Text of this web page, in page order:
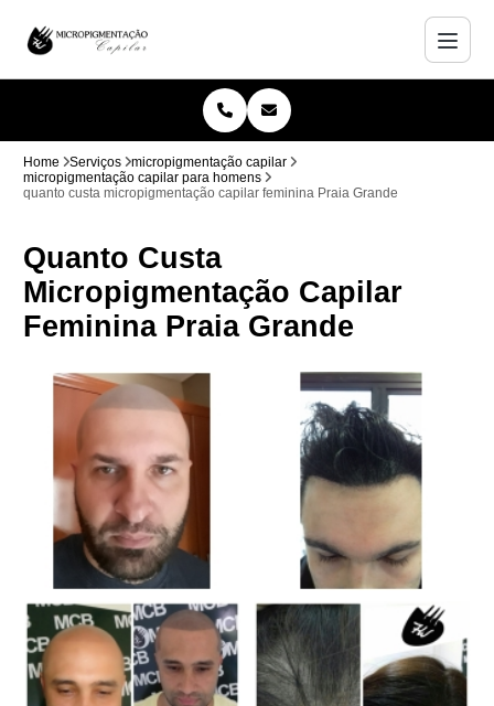
Home Serviços
micropigmentação capilar
micropigmentação capilar para homens
quanto custa micropigmentação capilar feminina Praia Grande
Quanto Custa
Micropigmentação Capilar
Feminina Praia Grande